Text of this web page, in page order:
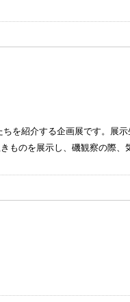
紹介する企画展です。展
ものを展示し、磯観察の際